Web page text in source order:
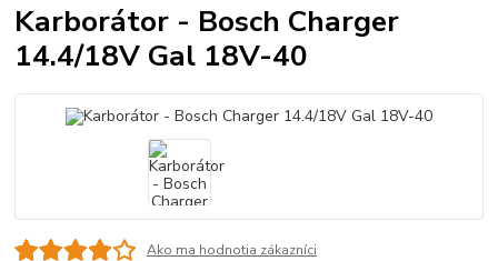
Karborátor - Bosch Charger
14.4/18V Gal 18V-40
Ako ma hodnotia zákazníci